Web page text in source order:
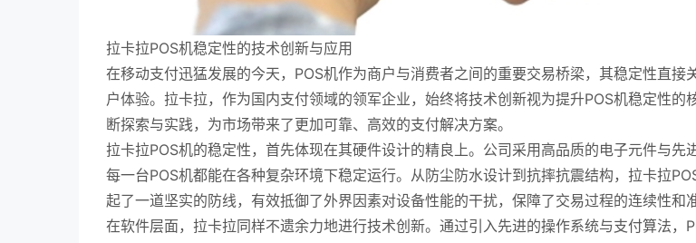
拉卡拉POS机稳定性的技术创新与应用
在移动支付迅猛发展的今天，POS机作为商户与消费者之间的重要交易桥梁，其稳定性直接
户体验。拉卡拉，作为国内支付领域的领军企业，始终将技术创新视为提升POS机稳定性的
断探索与实践，为市场带来了更加可靠、高效的支付解决方案。
拉卡拉POS机的稳定性，首先体现在其硬件设计的精良上。公司采用高品质的电子元件与先
每一台POS机都能在各种复杂环境下稳定运行。从防尘防水设计到抗摔抗震结构，拉卡拉
起了一道坚实的防线，有效抵御了外界因素对设备性能的干扰，保障了交易过程的连续性和准
在软件层面，拉卡拉同样不遗余力地进行技术创新。通过引入先进的操作系统与支付算法，